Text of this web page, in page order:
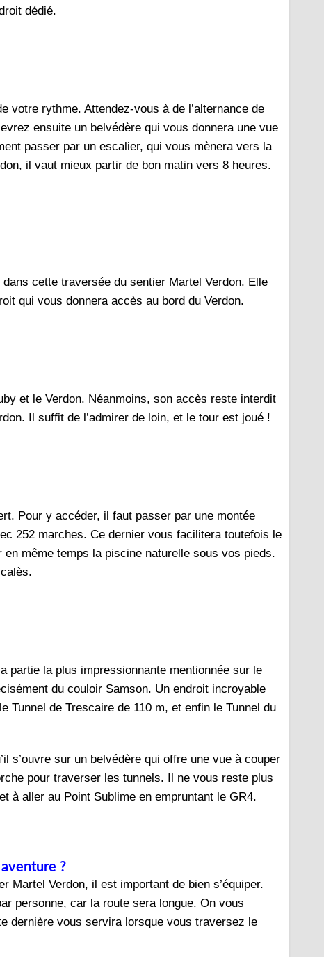
dédié.
votre rythme. Attendez-vous à de l’alternance de
ensuite un belvédère qui vous donnera une vue
passer par un escalier, qui vous mènera vers la
il vaut mieux partir de bon matin vers 8 heures.
cette traversée du sentier Martel Verdon. Elle
qui vous donnera accès au bord du Verdon.
et le Verdon. Néanmoins, son accès reste interdit
Il suffit de l’admirer de loin, et le tour est joué !
Pour y accéder, il faut passer par une montée
252 marches. Ce dernier vous facilitera toutefois le
même temps la piscine naturelle sous vos pieds.
partie la plus impressionnante mentionnée sur le
du couloir Samson. Un endroit incroyable
Tunnel de Trescaire de 110 m, et enfin le Tunnel du
s’ouvre sur un belvédère qui offre une vue à couper
pour traverser les tunnels. Il ne vous reste plus
à aller au Point Sublime en empruntant le GR4.
?
Martel Verdon, il est important de bien s’équiper.
personne, car la route sera longue. On vous
dernière vous servira lorsque vous traversez le